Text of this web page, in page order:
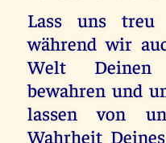
Lass uns treu
während wir
Welt Deinen
bewahren und
lassen von
Wahrheit